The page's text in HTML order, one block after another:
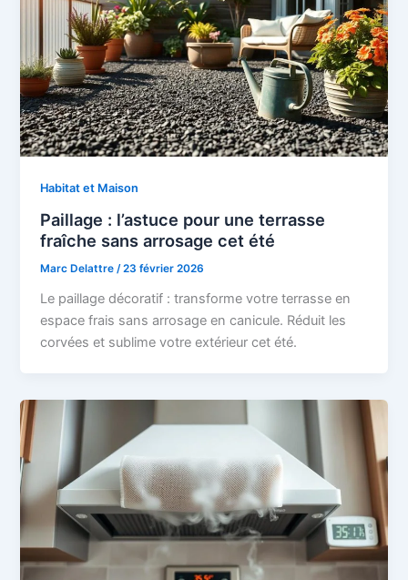
Habitat et Maison
Paillage : l’astuce pour une terrasse
fraîche sans arrosage cet été
Marc Delattre/23 février 2026
Le paillage décoratif : transforme votre terrasse en
espace frais sans arrosage en canicule. Réduit les
corvées et sublime votre extérieur cet été.